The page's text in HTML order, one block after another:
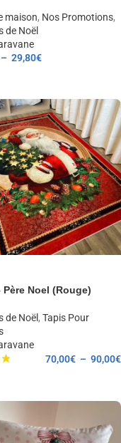
maison, Nos Promotions,
de Noël
– 29,80€
Père Noel (Rouge)
de Noël , Tapis Pour
70,00€ – 90,00€